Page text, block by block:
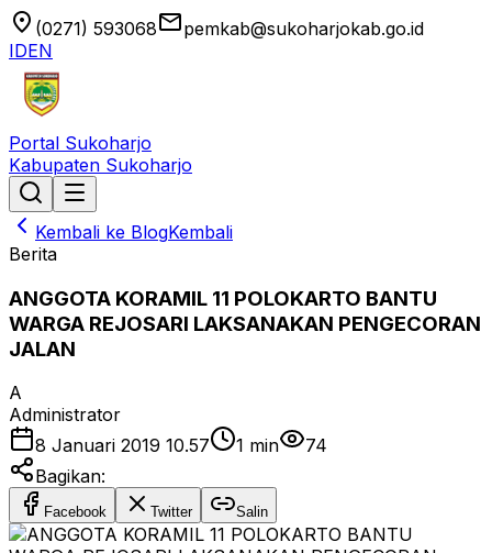
location_on (0271) 593068emailpemkab@sukoharjokab.go.id
IDEN
Portal Sukoharjo
Kabupaten Sukoharjo
Kembali ke BlogKembali
Berita
ANGGOTA KORAMIL 11 POLOKARTO BANTU
WARGA REJOSARI LAKSANAKAN PENGECORAN
JALAN
A
Administrator
8 Januari 2019 10.57
1 min
74
Bagikan:
Facebook Twitter Salin